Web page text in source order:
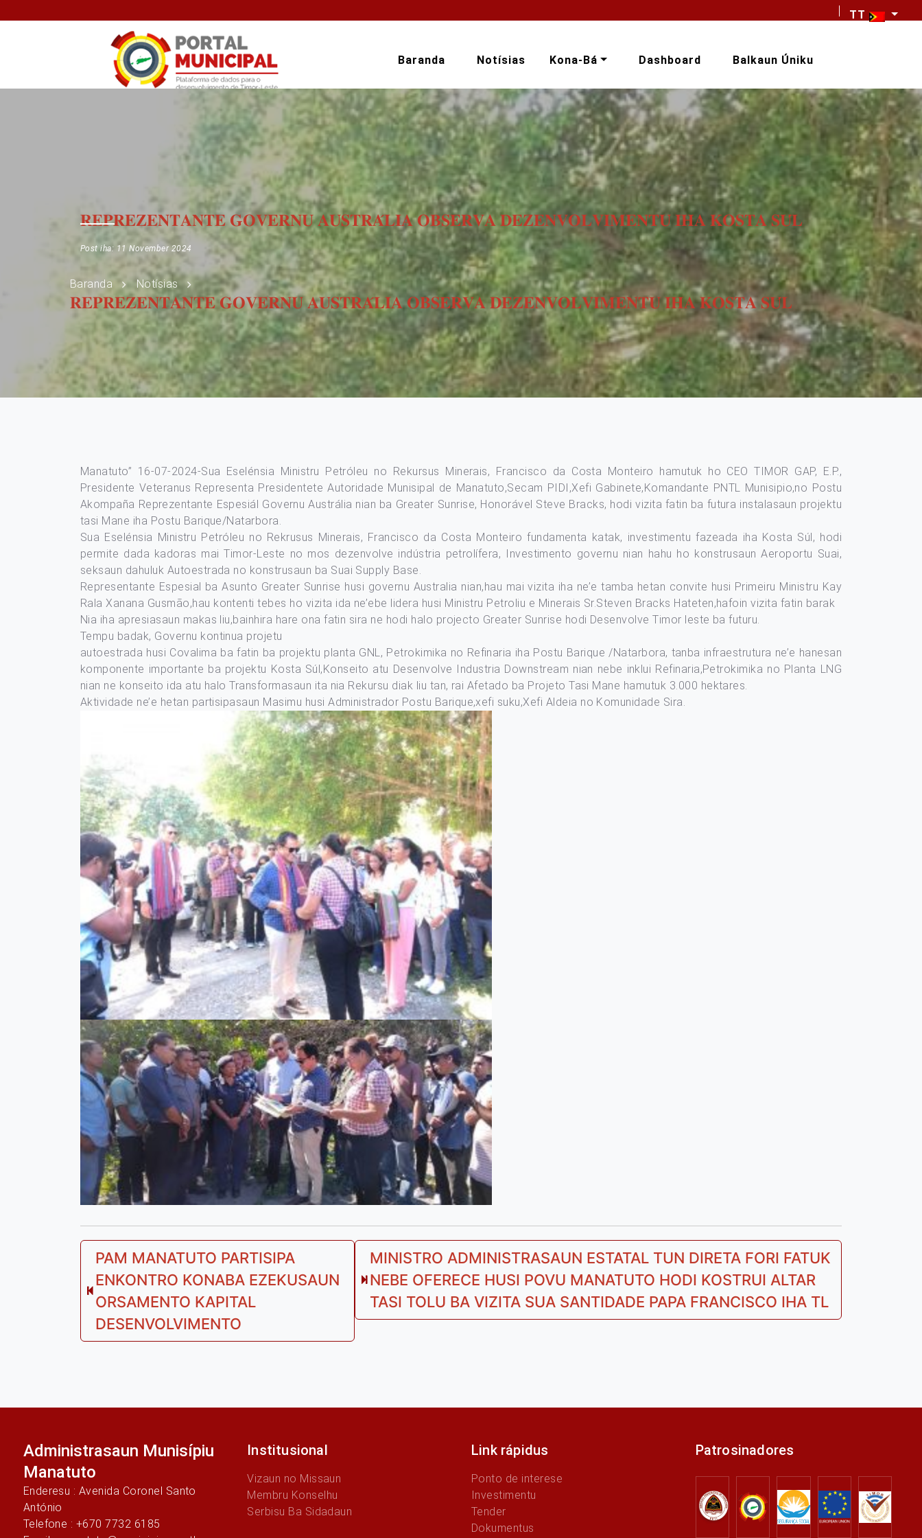
TT
Baranda Notísias Kona-Bá Dashboard Balkaun Úniku
𝐑𝐄𝐏𝐑𝐄𝐙𝐄𝐍𝐓𝐀𝐍𝐓𝐄 𝐆𝐎𝐕𝐄𝐑𝐍𝐔 𝐀𝐔𝐒𝐓𝐑𝐀́𝐋𝐈𝐀 𝐎𝐁𝐒𝐄𝐑𝐕𝐀 𝐃𝐄𝐙𝐄𝐍𝐕𝐎𝐋𝐕𝐈𝐌𝐄𝐍𝐓𝐔 𝐈𝐇𝐀 𝐊𝐎𝐒𝐓𝐀 𝐒𝐔́𝐋
Post iha: 11 November 2024
Baranda Notísias
𝐑𝐄𝐏𝐑𝐄𝐙𝐄𝐍𝐓𝐀𝐍𝐓𝐄 𝐆𝐎𝐕𝐄𝐑𝐍𝐔 𝐀𝐔𝐒𝐓𝐑𝐀́𝐋𝐈𝐀 𝐎𝐁𝐒𝐄𝐑𝐕𝐀 𝐃𝐄𝐙𝐄𝐍𝐕𝐎𝐋𝐕𝐈𝐌𝐄𝐍𝐓𝐔 𝐈𝐇𝐀 𝐊𝐎𝐒𝐓𝐀 𝐒𝐔́𝐋
Manatuto” 16-07-2024-Sua Eselénsia Ministru Petróleu no Rekursus Minerais, Francisco da Costa Monteiro hamutuk ho CEO TIMOR GAP, E.P.,
Presidente Veteranus Representa Presidentete Autoridade Munisipal de Manatuto,Secam PIDI,Xefi Gabinete,Komandante PNTL Munisipio,no Postu
Akompaña Reprezentante Espesiál Governu Austrália nian ba Greater Sunrise, Honorável Steve Bracks, hodi vizita fatin ba futura instalasaun projektu
tasi Mane iha Postu Barique/Natarbora.
Sua Eselénsia Ministru Petróleu no Rekrusus Minerais, Francisco da Costa Monteiro fundamenta katak, investimentu fazeada iha Kosta Súl, hodi
permite dada kadoras mai Timor-Leste no mos dezenvolve indústria petrolífera, Investimento governu nian hahu ho konstrusaun Aeroportu Suai,
seksaun dahuluk Autoestrada no konstrusaun ba Suai Supply Base.
Representante Espesial ba Asunto Greater Sunrise husi governu Australia nian,hau mai vizita iha ne’e tamba hetan convite husi Primeiru Ministru Kay
Rala Xanana Gusmão,hau kontenti tebes ho vizita ida ne’ebe lidera husi Ministru Petroliu e Minerais Sr.Steven Bracks Hateten,hafoin vizita fatin barak
Nia iha apresiasaun makas liu,bainhira hare ona fatin sira ne hodi halo projecto Greater Sunrise hodi Desenvolve Timor leste ba futuru.
Tempu badak, Governu kontinua projetu
autoestrada husi Covalima ba fatin ba projektu planta GNL, Petrokimika no Refinaria iha Postu Barique /Natarbora, tanba infraestrutura ne’e hanesan
komponente importante ba projektu Kosta Súl,Konseito atu Desenvolve Industria Downstream nian nebe inklui Refinaria,Petrokimika no Planta LNG
nian ne konseito ida atu halo Transformasaun ita nia Rekursu diak liu tan, rai Afetado ba Projeto Tasi Mane hamutuk 3.000 hektares.
Aktividade ne’e hetan partisipasaun Masimu husi Administrador Postu Barique,xefi suku,Xefi Aldeia no Komunidade Sira.
Post
navigation
Previous
PAM MANATUTO PARTISIPA
ENKONTRO KONABA EZEKUSAUN
ORSAMENTO KAPITAL
DESENVOLVIMENTO
Next
post:
MINISTRO ADMINISTRASAUN ESTATAL TUN DIRETA FORI FATUK
NEBE OFERECE HUSI POVU MANATUTO HODI KOSTRUI ALTAR
TASI TOLU BA VIZITA SUA SANTIDADE PAPA FRANCISCO IHA TL
Administrasaun Munisípiu
Manatuto
Enderesu : Avenida Coronel Santo
António
Telefone : +670 7732 6185
Institusional
Vizaun no Missaun
Membru Konselhu
Serbisu Ba Sidadaun
Link rápidus
Ponto de interese
Investimentu
Tender
Dokumentus
Patrosinadores